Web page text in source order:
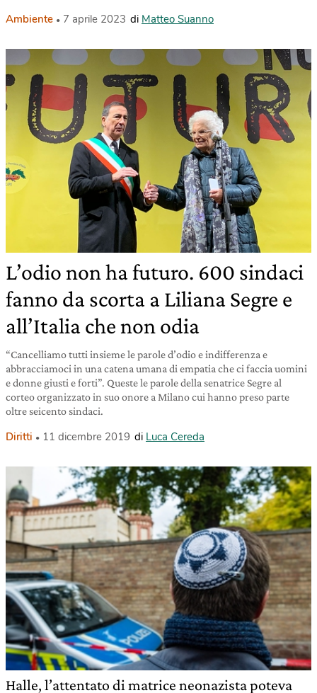
Ambiente 7 aprile 2023 di Matteo Suanno
L’odio non ha futuro. 600 sindaci
fanno da scorta a Liliana Segre e
all’Italia che non odia
“Cancelliamo tutti insieme le parole d’odio e indifferenza e
abbracciamoci in una catena umana di empatia che ci faccia uomini
e donne giusti e forti”. Queste le parole della senatrice Segre al
corteo organizzato in suo onore a Milano cui hanno preso parte
oltre seicento sindaci.
Diritti 11 dicembre 2019 di Luca Cereda
Halle, l’attentato di matrice neonazista poteva